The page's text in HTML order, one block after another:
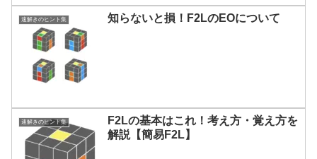
速解きのヒント集 知らないと損！F2LのEOについて
速解きのヒント集
F2Lの基本はこれ！考え方・覚え方を
解説【簡易F2L】